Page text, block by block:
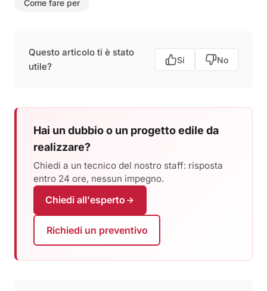
Come fare per
Questo articolo ti è stato
utile?
Si No
Hai un dubbio o un progetto edile da
realizzare?
Chiedi a un tecnico del nostro staff: risposta
entro 24 ore, nessun impegno.
Chiedi all'esperto
Richiedi un preventivo